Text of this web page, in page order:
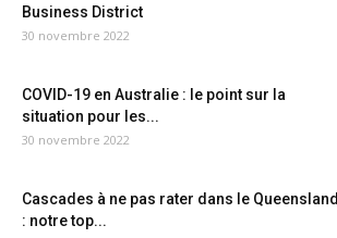
Business District
30 novembre 2022
COVID-19 en Australie : le point sur la
situation pour les...
30 novembre 2022
Cascades à ne pas rater dans le Queensland
: notre top...